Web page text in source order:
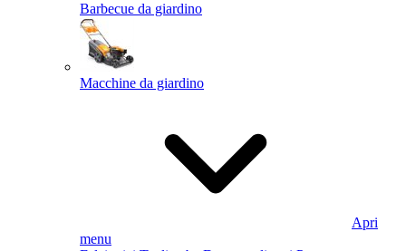
Barbecue da giardino
Macchine da giardino
Apri
menu